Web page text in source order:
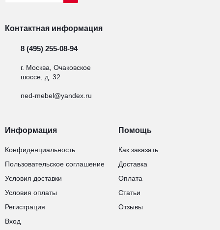
Информация
Конфиденциальность
Пользовательское соглашение
Условия доставки
Условия оплаты
Регистрация
Вход
Помощь
Как заказать
Доставка
Оплата
Статьи
Отзывы
Контактная информация
8 (495) 255-08-94
г. Москва, Очаковское
шоссе, д. 32
ned-mebel@yandex.ru